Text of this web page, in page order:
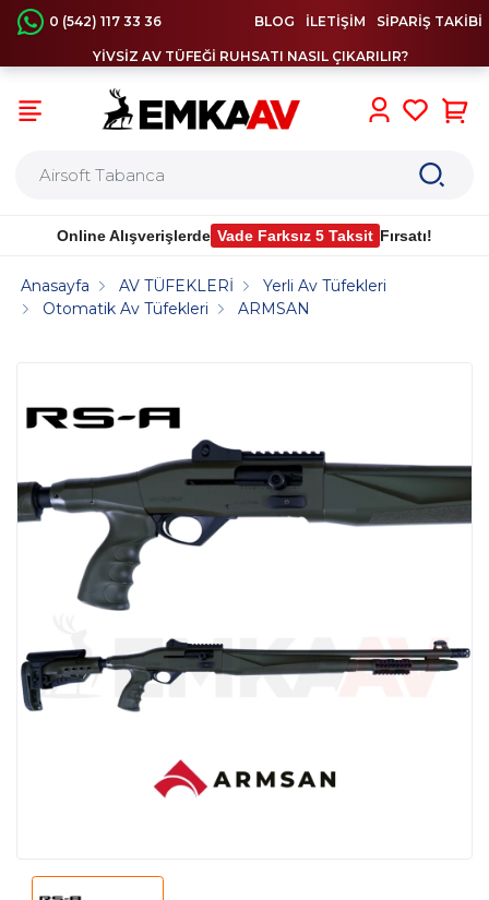
0 (542) 117 33 36 BLOG İLETİŞİM SİPARİŞ TAKİBİ
YİVSİZ AV TÜFEĞİ RUHSATI NASIL ÇIKARILIR?
Online Alışverişlerde Vade Farksız 5 Taksit Fırsatı!
Anasayfa AV TÜFEKLERİ
Yerli Av Tüfekleri
Otomatik Av Tüfekleri
ARMSAN